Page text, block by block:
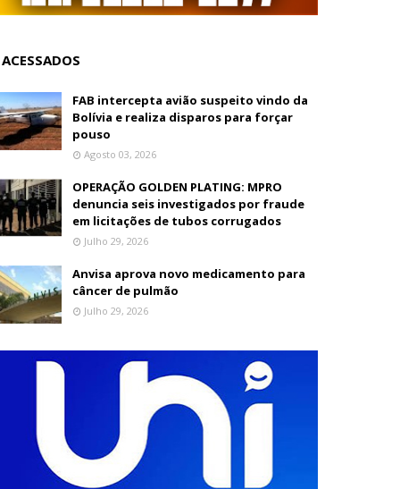
FAB intercepta avião suspeito vindo da
Bolívia e realiza disparos para forçar
pouso
Agosto 03, 2026
OPERAÇÃO GOLDEN PLATING: MPRO
denuncia seis investigados por fraude
em licitações de tubos corrugados
Julho 29, 2026
Anvisa aprova novo medicamento para
câncer de pulmão
Julho 29, 2026